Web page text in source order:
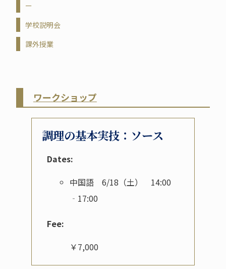
ー
学校説明会
課外授業
ワークショップ
調理の基本実技：ソース
Dates:
中国語 6/18（土） 14:00
‐17:00
Fee:
￥7,000